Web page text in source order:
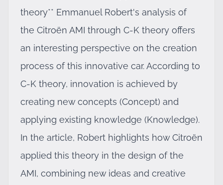
theory** Emmanuel Robert's analysis of
the Citroën AMI through C-K theory offers
an interesting perspective on the creation
process of this innovative car. According to
C-K theory, innovation is achieved by
creating new concepts (Concept) and
applying existing knowledge (Knowledge).
In the article, Robert highlights how Citroën
applied this theory in the design of the
AMI, combining new ideas and creative